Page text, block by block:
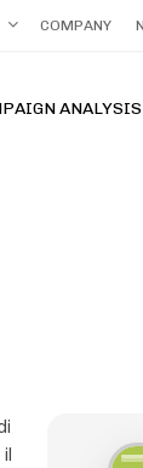
COMPANY
ANALYSIS